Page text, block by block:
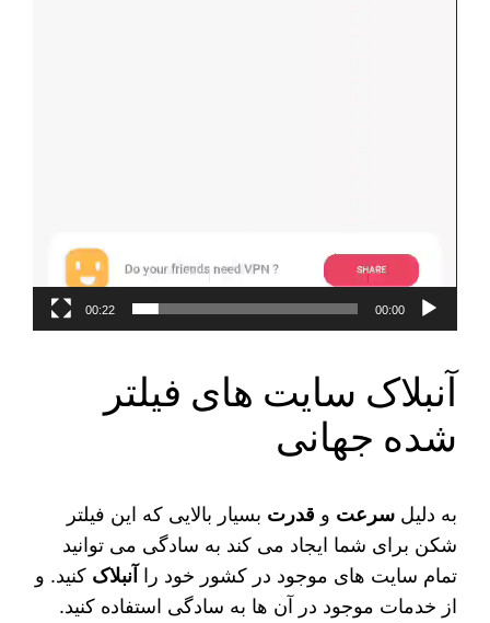
00:00
00:22
آنبلاک سایت های فیلتر
شده جهانی
به دلیلسرعت و قدرت بسیار بالایی که این فیلتر
شکن برای شما ایجاد می‌ کند به سادگی می‌ توانید
تمام سایت‌ های موجود در کشور خود را آنبلاک کنید. و
از خدمات موجود در آن ها به سادگی استفاده کنید.